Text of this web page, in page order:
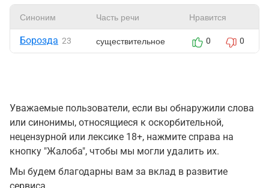
Синоним Часть речи Нравится
Борозда 23 существительное 0 0
Уважаемые пользователи, если вы обнаружили слова
или синонимы, относящиеся к оскорбительной,
нецензурной или лексике 18+, нажмите справа на
кнопку "Жалоба", чтобы мы могли удалить их.
Мы будем благодарны вам за вклад в развитие